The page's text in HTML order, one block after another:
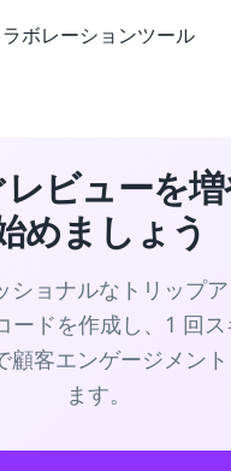
ボレーションツール
ビューを
めましょう
ショナルなトリップ
ードを作成し、1 回
顧客エンゲージメン
ます。